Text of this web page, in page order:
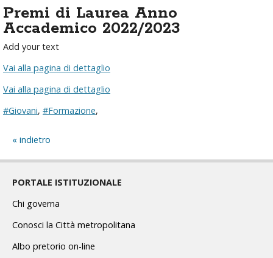
Premi di Laurea Anno
Accademico 2022/2023
Add your text
Vai alla pagina di dettaglio
Vai alla pagina di dettaglio
#Giovani, #Formazione,
indietro
PORTALE ISTITUZIONALE
Chi governa
Conosci la Città metropolitana
Albo pretorio on-line